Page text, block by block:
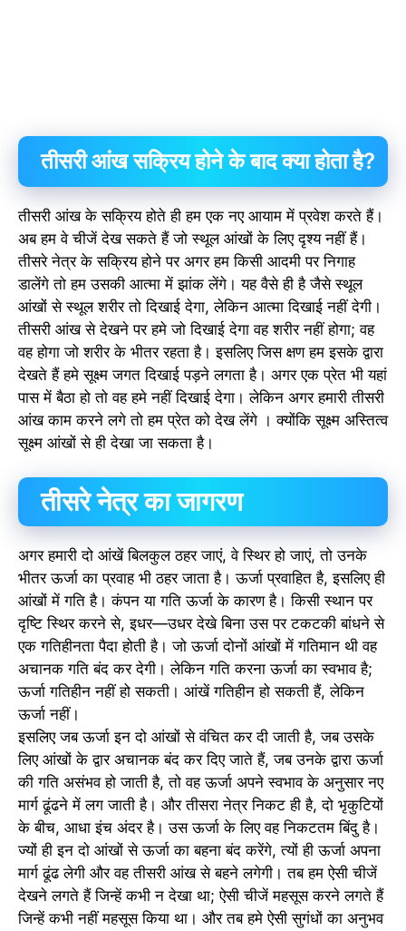
तीसरी आंख सक्रिय होने के बाद क्या होता है?
तीसरी आंख के सक्रिय होते ही हम एक नए आयाम में प्रवेश करते हैं।
अब हम वे चीजें देख सकते हैं जो स्थूल आंखों के लिए दृश्य नहीं हैं।
तीसरे नेत्र के सक्रिय होने पर अगर हम किसी आदमी पर निगाह
डालेंगे तो हम उसकी आत्मा में झांक लेंगे। यह वैसे ही है जैसे स्थूल
आंखों से स्थूल शरीर तो दिखाई देगा, लेकिन आत्मा दिखाई नहीं देगी।
तीसरी आंख से देखने पर हमे जो दिखाई देगा वह शरीर नहीं होगा; वह
वह होगा जो शरीर के भीतर रहता है। इसलिए जिस क्षण हम इसके द्वारा
देखते हैं हमे सूक्ष्म जगत दिखाई पड़ने लगता है। अगर एक प्रेत भी यहां
पास में बैठा हो तो वह हमे नहीं दिखाई देगा। लेकिन अगर हमारी तीसरी
आंख काम करने लगे तो हम प्रेत को देख लेंगे । क्योंकि सूक्ष्म अस्तित्व
सूक्ष्म आंखों से ही देखा जा सकता है।
तीसरे नेत्र का जागरण
अगर हमारी दो आंखें बिलकुल ठहर जाएं, वे स्थिर हो जाएं, तो उनके
भीतर ऊर्जा का प्रवाह भी ठहर जाता है। ऊर्जा प्रवाहित है, इसलिए ही
आंखों में गति है। कंपन या गति ऊर्जा के कारण है। किसी स्थान पर
दृष्टि स्थिर करने से, इधर—उधर देखे बिना उस पर टकटकी बांधने से
एक गतिहीनता पैदा होती है। जो ऊर्जा दोनों आंखों में गतिमान थी वह
अचानक गति बंद कर देगी। लेकिन गति करना ऊर्जा का स्वभाव है;
ऊर्जा गतिहीन नहीं हो सकती। आंखें गतिहीन हो सकती हैं, लेकिन
ऊर्जा नहीं।
इसलिए जब ऊर्जा इन दो आंखों से वंचित कर दी जाती है, जब उसके
लिए आंखों के द्वार अचानक बंद कर दिए जाते हैं, जब उनके द्वारा ऊर्जा
की गति असंभव हो जाती है, तो वह ऊर्जा अपने स्वभाव के अनुसार नए
मार्ग ढूंढने में लग जाती है। और तीसरा नेत्र निकट ही है, दो भृकुटियों
के बीच, आधा इंच अंदर है। उस ऊर्जा के लिए वह निकटतम बिंदु है।
ज्यों ही इन दो आंखों से ऊर्जा का बहना बंद करेंगे, त्यों ही ऊर्जा अपना
मार्ग ढूंढ लेगी और वह तीसरी आंख से बहने लगेगी। तब हम ऐसी चीजें
देखने लगते हैं जिन्हें कभी न देखा था; ऐसी चीजें महसूस करने लगते हैं
जिन्हें कभी नहीं महसूस किया था। और तब हमे ऐसी सुगंधों का अनुभव